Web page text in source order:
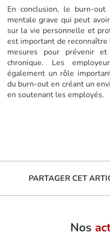
En conclusion, le burn-
mentale grave qui peut
sur la vie personnelle et
est important de
mesures pour prévenir
chronique. Les
également un rôle
du burn-out en créant un
en soutenant les employés.
PARTAGER CET
Nos